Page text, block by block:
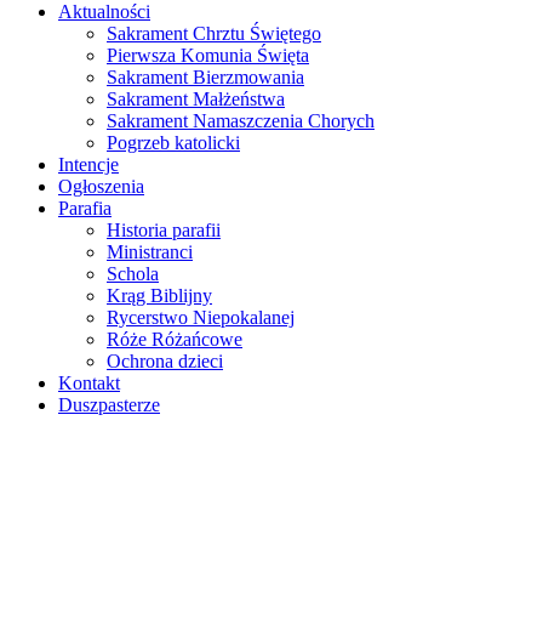
Aktualności
Sakrament Chrztu Świętego
Pierwsza Komunia Święta
Sakrament Bierzmowania
Sakrament Małżeństwa
Sakrament Namaszczenia Chorych
Pogrzeb katolicki
Intencje
Ogłoszenia
Parafia
Historia parafii
Ministranci
Schola
Krąg Biblijny
Rycerstwo Niepokalanej
Róże Różańcowe
Ochrona dzieci
Kontakt
Duszpasterze